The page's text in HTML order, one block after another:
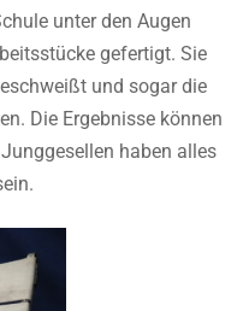
unter den Augen
gefertigt. Sie
und sogar die
Die Ergebnisse können
haben alles